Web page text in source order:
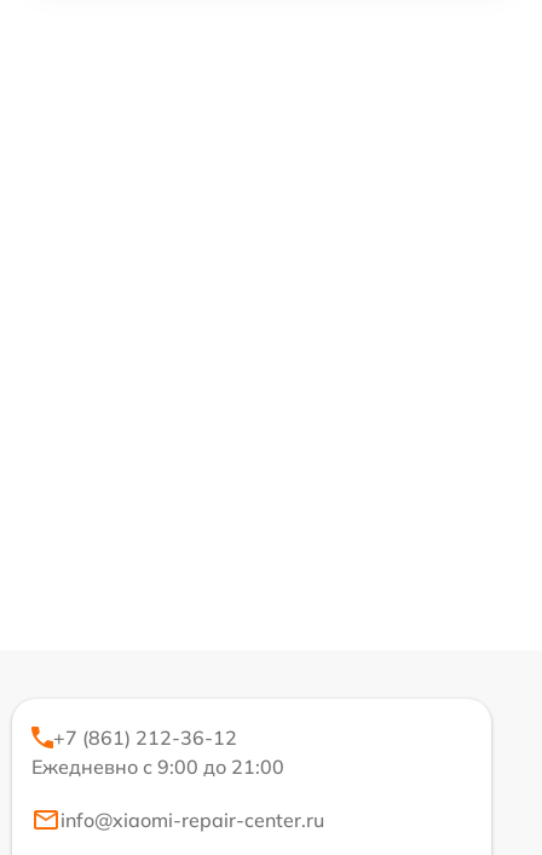
+7 (861) 212-36-12
Ежедневно с 9:00 до 21:00
info@xiaomi-repair-center.ru